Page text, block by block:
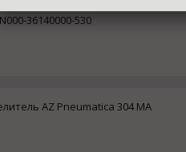
36140000-530
AZ Pneumatica 304 MA